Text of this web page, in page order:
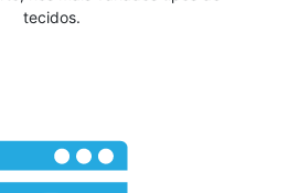
tecidos.